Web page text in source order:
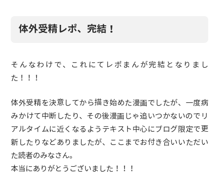
体外受精レポ、完結！
そんなわけで、これにてレポまんが完結となりまし
た！！！
体外受精を決意してから描き始めた漫画でしたが、一度病
みかけて中断したり、その後漫画じゃ追いつかないのでリ
アルタイムに近くなるようテキスト中心にブログ限定で更
新したりなどありましたが、ここまでお付き合いいただい
た読者のみなさん。
本当にありがとうございました！！！